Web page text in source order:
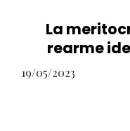
La
rearme
19/05/2023